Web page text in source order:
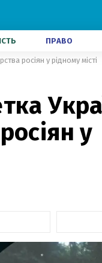
ПРАВО
росіян у рідному місті
у